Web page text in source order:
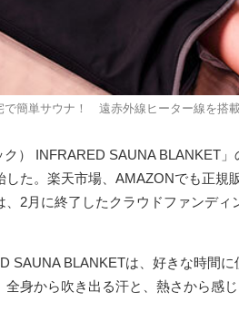
で簡単サウナ！ 遠赤外線ヒーター線を搭
ク） INFRARED SAUNA BLANKET
した。楽天市場、AMAZONでも正規
、2月に終了したクラウドファンディ
SAUNA BLANKETは、好きな時間
全身から吹き出る汗と、熱さから感